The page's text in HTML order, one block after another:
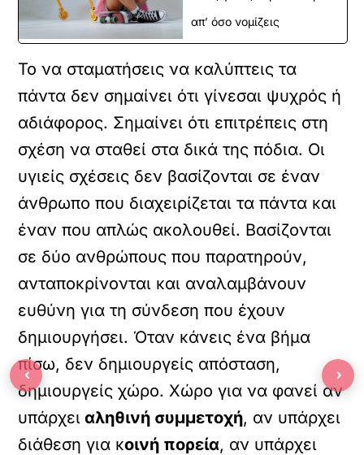
απ’ όσο νομίζεις
Το να σταματήσεις να καλύπτεις τα
πάντα δεν σημαίνει ότι γίνεσαι ψυχρός ή
αδιάφορος. Σημαίνει ότι επιτρέπεις στη
σχέση να σταθεί στα δικά της πόδια. Οι
υγιείς σχέσεις δεν βασίζονται σε έναν
άνθρωπο που διαχειρίζεται τα πάντα και
έναν που απλώς ακολουθεί. Βασίζονται
σε δύο ανθρώπους που παρατηρούν,
ανταποκρίνονται και αναλαμβάνουν
ευθύνη για τη σύνδεση που έχουν
δημιουργήσει. Όταν κάνεις ένα βήμα
πίσω, δεν δημιουργείς απόσταση,
δημιουργείς χώρο. Χώρο για να φανεί αν
υπάρχει αληθινή συμμετοχή, αν υπάρχει
διάθεση για κοινή πορεία, αν υπάρχει
‹ ›